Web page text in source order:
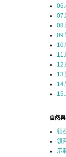
06.
07.
08.
09.
自然
領
領
示